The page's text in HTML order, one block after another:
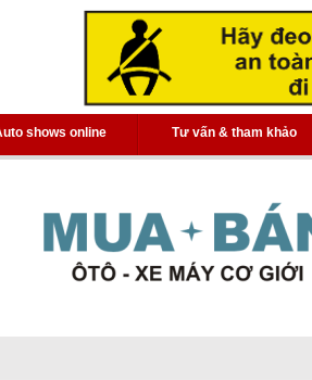
shows online Tư vấn & tham khảo